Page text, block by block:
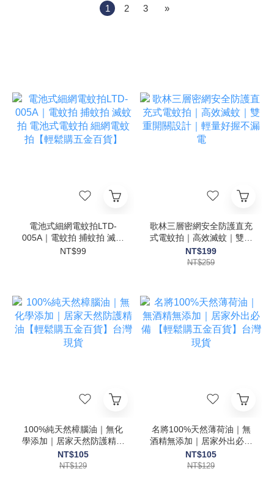
1 2 3 »
電池式細網電蚊拍LTD-
005A｜電蚊拍 捕蚊拍 滅蚊
拍 電池式電蚊拍 細網電蚊
NT$99
歌林三層密網安全防護直充
式電蚊拍｜高效滅蚊｜雙重
開關設計｜輕量好握不漏電
NT$199
NT$259
100%純天然樟腦油｜無化
學添加｜居家天然防護精油
【輕鬆購五金百貨】台灣現
貨
NT$105
NT$129
名將100%天然薄荷油｜無
酒精無添加｜居家外出必備
【輕鬆購五金百貨】台灣現
貨
NT$105
NT$129